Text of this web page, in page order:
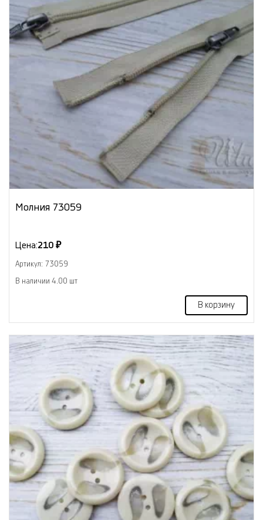
Молния 73059
Цена:210 ₽
Артикул: 73059
В наличии 4.00 шт
В корзину